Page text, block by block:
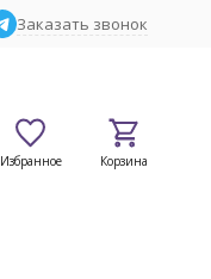
Заказать звонок
Избранное Корзина